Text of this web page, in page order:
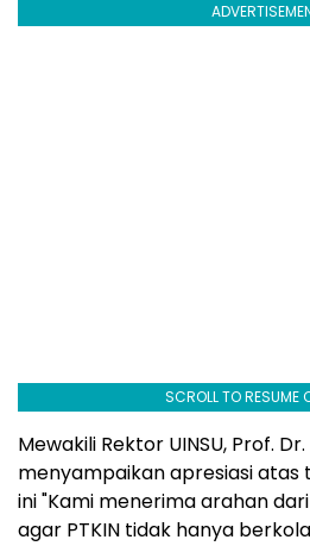
SCROLL TO RESUME
Mewakili Rektor UINSU, Prof.
menyampaikan apresiasi atas
ini "Kami menerima arahan
agar PTKIN tidak hanya